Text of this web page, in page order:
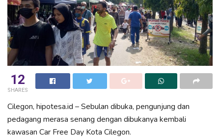
12
SHARES
Cilegon, hipotesa.id – Sebulan dibuka, pengunjung dan
pedagang merasa senang dengan dibukanya kembali
kawasan Car Free Day Kota Cilegon.